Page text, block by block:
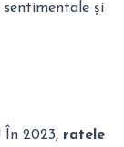
și
În 2023, ratele